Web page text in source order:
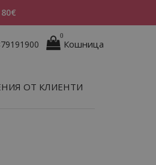
0
Кошница
ОТ КЛИЕНТИ